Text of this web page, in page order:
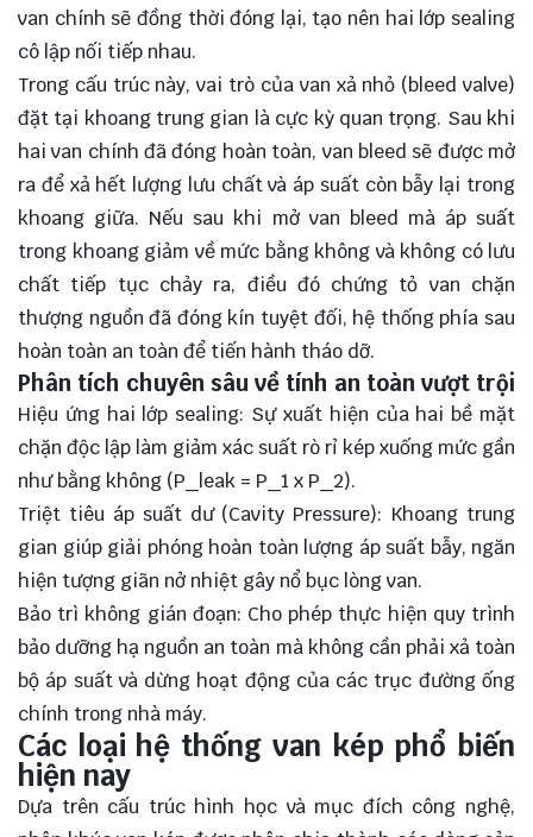
van chính sẽ đồng thời đóng lại, tạo nên hai lớp sealing
cô lập nối tiếp nhau.
Trong cấu trúc này, vai trò của van xả nhỏ (bleed valve)
đặt tại khoang trung gian là cực kỳ quan trọng. Sau khi
hai van chính đã đóng hoàn toàn, van bleed sẽ được mở
ra để xả hết lượng lưu chất và áp suất còn bẫy lại trong
khoang giữa. Nếu sau khi mở van bleed mà áp suất
trong khoang giảm về mức bằng không và không có lưu
chất tiếp tục chảy ra, điều đó chứng tỏ van chặn
thượng nguồn đã đóng kín tuyệt đối, hệ thống phía sau
hoàn toàn an toàn để tiến hành tháo dỡ.
Phân tích chuyên sâu về tính an toàn vượt trội
Hiệu ứng hai lớp sealing: Sự xuất hiện của hai bề mặt
chặn độc lập làm giảm xác suất rò rỉ kép xuống mức gần
như bằng không (P_leak = P_1 x P_2).
Triệt tiêu áp suất dư (Cavity Pressure): Khoang trung
gian giúp giải phóng hoàn toàn lượng áp suất bẫy, ngăn
hiện tượng giãn nở nhiệt gây nổ bục lòng van.
Bảo trì không gián đoạn: Cho phép thực hiện quy trình
bảo dưỡng hạ nguồn an toàn mà không cần phải xả toàn
bộ áp suất và dừng hoạt động của các trục đường ống
chính trong nhà máy.
Các loại hệ thống van kép phổ biến
hiện nay
Dựa trên cấu trúc hình học và mục đích công nghệ,